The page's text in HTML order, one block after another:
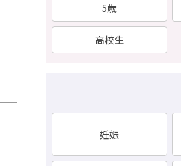
5歳
高校生
妊娠